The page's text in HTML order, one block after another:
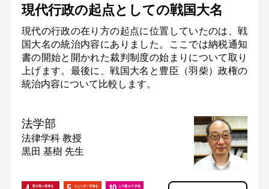
現代行政の起点としての戦国大名
現代の行政の在り方の起点に位置していたのは、戦
国大名の統治内容にありました。ここでは納税通知
書の開始と開かれた裁判制度の始まりについて取り
上げます。最後に、戦国大名と豊臣（羽柴）政権の
統治内容について比較します。
法学部
法律学科 教授
黒田 基樹 先生